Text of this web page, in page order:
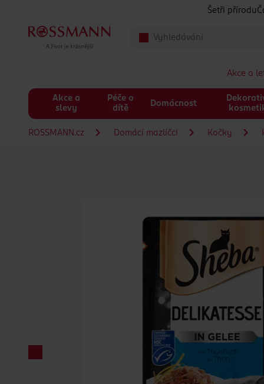
Šetři přírodu
Akce a
Akce a
slevy
Péče o
dítě
Domácnost
ROSSMANN.cz Domácí mazlíčci Kočky